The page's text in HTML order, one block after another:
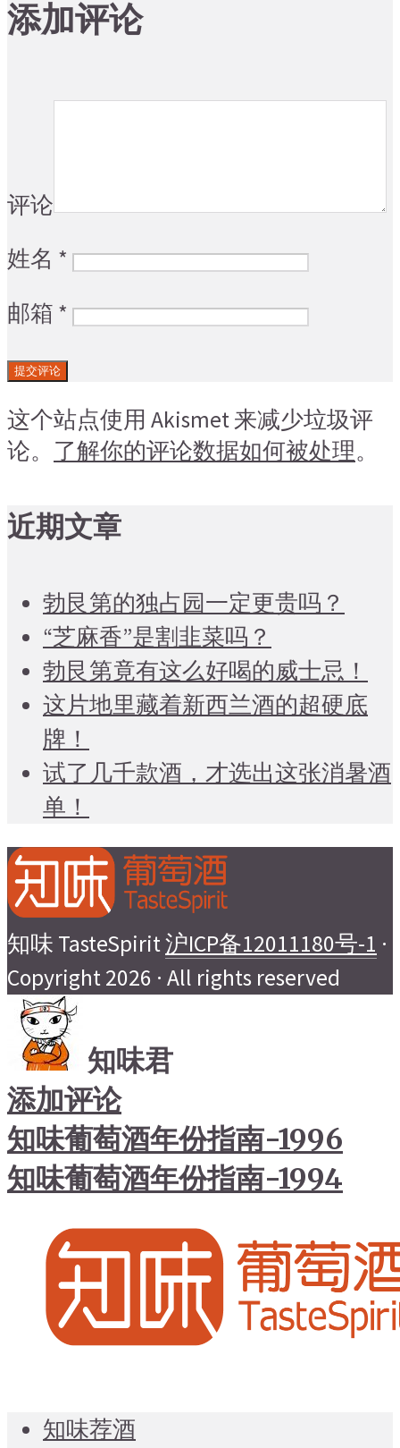
添加评论
评论
姓名 *
邮箱 *
这个站点使用 Akismet 来减少垃圾评
论。 了解你的评论数据如何被处理。
近期文章
勃艮第的独占园一定更贵吗？
“芝麻香”是割韭菜吗？
勃艮第竟有这么好喝的威士忌！
这片地里藏着新西兰酒的超硬底
牌！
试了几千款酒，才选出这张消暑酒
单！
知味 TasteSpirit沪ICP备12011180号-1 ·
Copyright 2026 · All rights reserved
知味君
添加评论
知味葡萄酒年份指南-1996
知味葡萄酒年份指南-1994
知味荐酒